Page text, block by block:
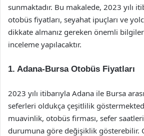
sunmaktadır. Bu makalede, 2023 yılı
otobüs fiyatları, seyahat ipuçları ve
dikkate almanız gereken önemli
inceleme yapılacaktır.
1. Adana-Bursa Otobüs Fiyatları
2023 yılı itibarıyla Adana ile Bursa
seferleri oldukça çeşitlilik
muavinlik, otobüs firması, sefer
durumuna göre değişiklik gösterebilir.